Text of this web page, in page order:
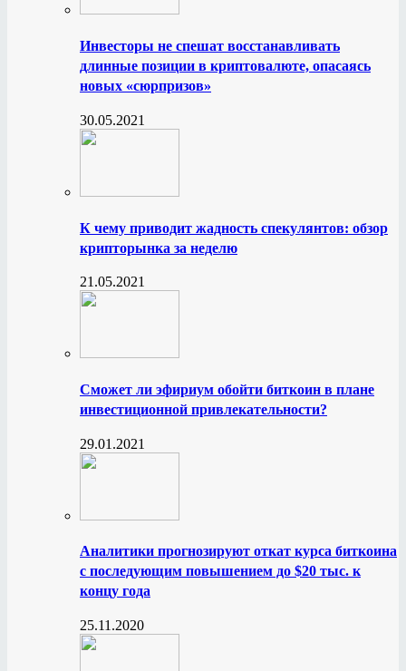
Инвесторы не спешат восстанавливать
длинные позиции в криптовалюте, опасаясь
новых «сюрпризов»
30.05.2021
К чему приводит жадность спекулянтов: обзор
крипторынка за неделю
21.05.2021
Сможет ли эфириум обойти биткоин в плане
инвестиционной привлекательности?
29.01.2021
Аналитики прогнозируют откат курса биткоина
с последующим повышением до $20 тыс. к
концу года
25.11.2020